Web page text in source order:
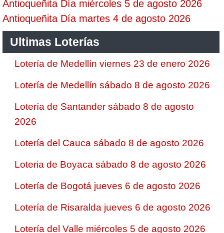
Antioqueñita Día miércoles 5 de agosto 2026
Antioqueñita Día martes 4 de agosto 2026
Ultimas Loterías
Lotería de Medellín viernes 23 de enero 2026
Lotería de Medellín sábado 8 de agosto 2026
Lotería de Santander sábado 8 de agosto
2026
Lotería del Cauca sábado 8 de agosto 2026
Loteria de Boyaca sábado 8 de agosto 2026
Lotería de Bogotá jueves 6 de agosto 2026
Lotería de Risaralda jueves 6 de agosto 2026
Lotería del Valle miércoles 5 de agosto 2026